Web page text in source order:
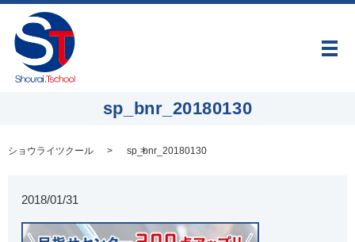
メ
sp_bnr_20180130
ショウライツクール sp_bnr_20180130
2018/01/31